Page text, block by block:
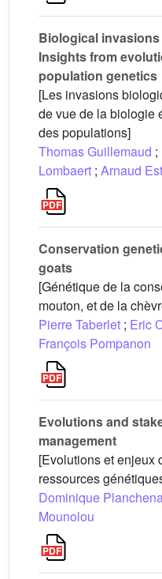
Biological
Insights from
population genetics
[Les invasions
de vue de la biologie
des populations]
Thomas Guillemaud ;
Lombaert ; Arnaud
Conservation
goats
[Génétique de la
mouton, et de la
Pierre Taberlet ; Eric
François Pompanon
Evolutions and
management
[Evolutions et enjeux
ressources
Dominique
Mounolou